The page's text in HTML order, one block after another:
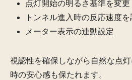
点灯開始の明るさ基準を変更
トンネル進入時の反応速度を
メーター表示の連動設定
視認性を確保しながら自然な点
時の安心感も保たれます。